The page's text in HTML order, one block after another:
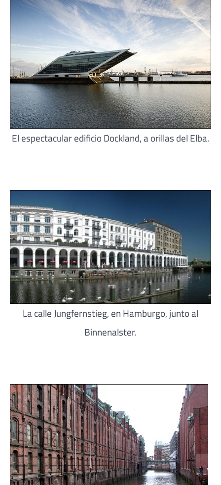
El espectacular edificio Dockland, a orillas del Elba.
La calle Jungfernstieg, en Hamburgo, junto al
Binnenalster.